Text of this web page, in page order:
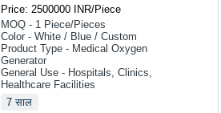
Price: 2500000 INR/Piece
MOQ - 1 Piece/Pieces
Color - White / Blue / Custom
Product Type - Medical Oxygen
Generator
General Use - Hospitals, Clinics,
Healthcare Facilities
7 साल